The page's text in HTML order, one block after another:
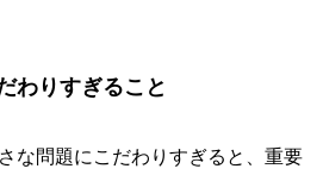
わりすぎること
な問題にこだわりすぎると、重要